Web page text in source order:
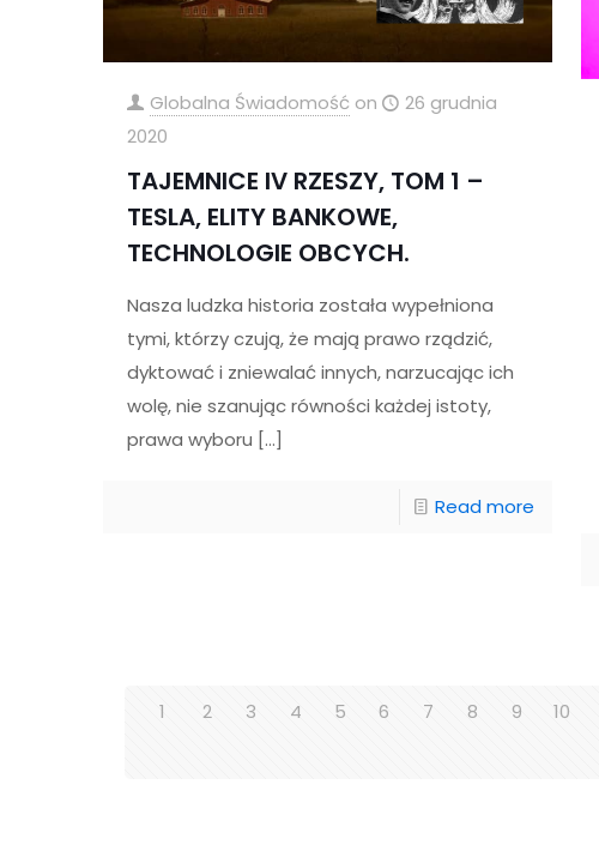
Globalna Świadomość on
26 grudnia
2020
TAJEMNICE IV RZESZY, TOM 1 –
TESLA, ELITY BANKOWE,
TECHNOLOGIE OBCYCH.
Nasza ludzka historia została wypełniona
tymi, którzy czują, że mają prawo rządzić,
dyktować i zniewalać innych, narzucając ich
wolę, nie szanując równości każdej istoty,
prawa wyboru […]
Read more
1 2 3 4 5 6 7 8 9 10